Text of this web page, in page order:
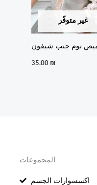
غير متوفّر
نوم جنب شيفون
35.00 ₪
المجموعات
اكسسوارات الجسم